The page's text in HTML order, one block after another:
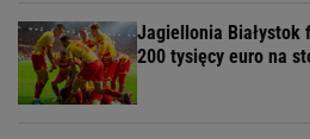
Jagiellonia Białystok
200 tysięcy euro na